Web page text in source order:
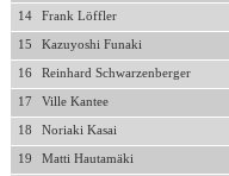
14 Frank Löffler
15 Kazuyoshi Funaki
16 Reinhard Schwarzenberger
17 Ville Kantee
18 Noriaki Kasai
19 Matti Hautamäki